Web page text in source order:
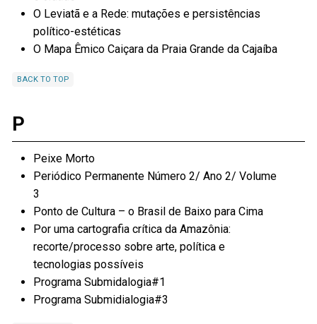
O Leviatã e a Rede: mutações e persistências
político-estéticas
O Mapa Êmico Caiçara da Praia Grande da Cajaíba
BACK TO TOP
P
Peixe Morto
Periódico Permanente Número 2/ Ano 2/ Volume
3
Ponto de Cultura – o Brasil de Baixo para Cima
Por uma cartografia crítica da Amazônia:
recorte/processo sobre arte, política e
tecnologias possíveis
Programa Submidalogia#1
Programa Submidialogia#3